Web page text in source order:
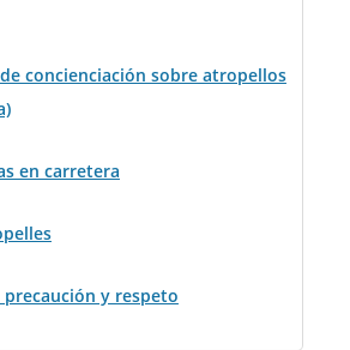
concienciación sobre atropellos
en carretera
precaución y respeto